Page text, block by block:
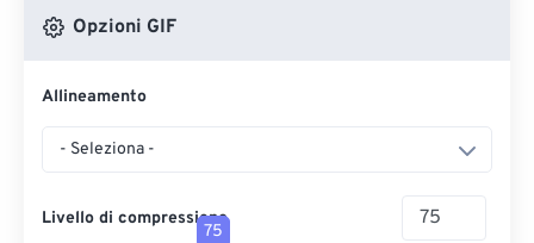
Opzioni GIF
Allineamento
- Seleziona -
Livello di compressione
75